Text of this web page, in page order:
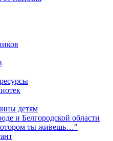
детям
и Белгородской области
ты живешь…"